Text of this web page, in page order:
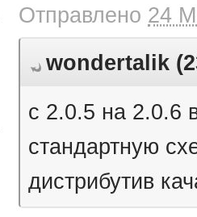
Отправлено 24
wondertalik
c 2.0.5 на 2.0.6
стандартную
дистрибутив